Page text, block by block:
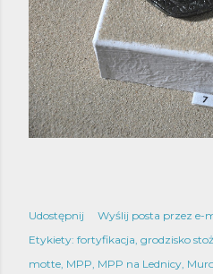
Udostępnij
Wyślij posta przez e-
Etykiety: fortyfikacja grodzisko
motte MPP MPP na Lednicy